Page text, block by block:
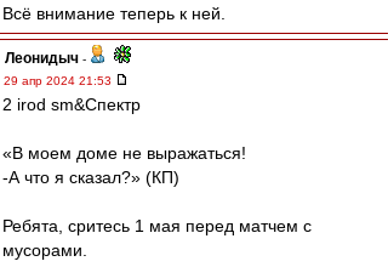
Всё внимание теперь к ней.
Леонидыч -
29 апр 2024 21:53
2 irod sm&Спектр
«В моем доме не выражаться!
-А что я сказал?» (КП)
Ребята, сритесь 1 мая перед матчем с
мусорами.